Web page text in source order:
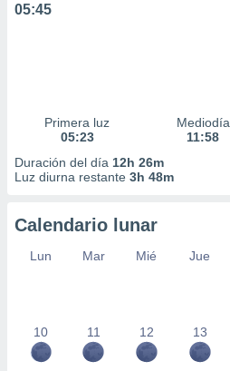
05:45
Primera luz
05:23
Mediodía
11:58
Duración del día 12h 26m
Luz diurna restante 3h 48m
Calendario lunar
Lun Mar Mié Jue
10 11 12 13